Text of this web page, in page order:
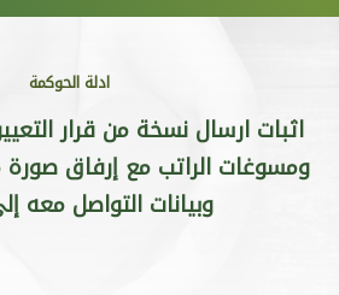
ادلة الحوكمة
اثبات ارسال نسخة من قرار
ومسوغات الراتب مع إرفاق
وبيانات التواصل معه